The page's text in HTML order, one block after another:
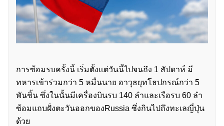
ค้นหา
สำหรับ:
การซ้อมรบครั้งนี้ เริ่มตั้งแต่วันนี้ไปจนถึง 1 สัปดาห์ มี
ทหารเข้าร่วมกว่า 5 หมื่นนาย อาวุธยุทโธปกรณ์กว่า 5
พันชิ้น ซึ่งในนั้นมีเครื่องบินรบ 140 ลำและเรือรบ 60 ลำ
ซ้อมแถบฝั่งตะวันออกของRussia ซึ่งกินไปถึงทะเลญี่ปุ่น
ด้วย